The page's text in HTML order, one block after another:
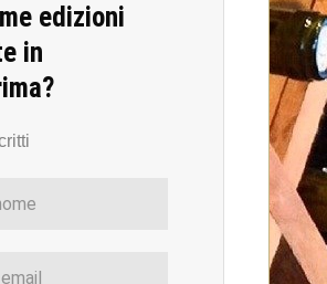
edizioni
in